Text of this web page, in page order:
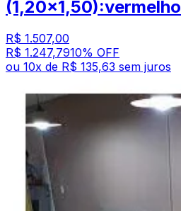
(1,20x1,50):vermelho
R$ 1.507,00
R$ 1.247,7910% OFF
ou 10x de R$ 135,63 sem juros